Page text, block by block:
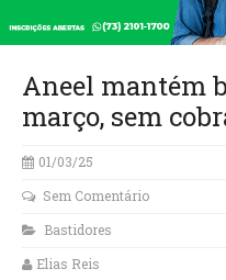
Aneel mantém
março, sem
01/03/25
Sem Comentário
Bastidores
Elias Reis